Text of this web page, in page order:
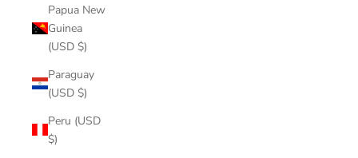
Papua New
Guinea
(USD $)
Paraguay
(USD $)
Peru (USD
$)